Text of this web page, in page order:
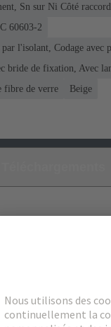
Sn sur Ni Côté
60603-2
l'isolant, Codage avec
de fixation, Avec
fibre de verre
Beige